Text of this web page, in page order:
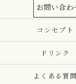
お問い合わ
コンセプト
ドリンク
よくある質問